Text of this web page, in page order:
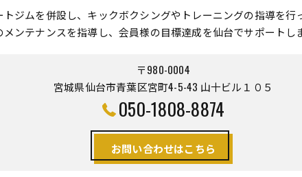
ジムを併設し、キックボクシングやトレーニングの指導を
ンテナンスを指導し、会員様の目標達成を仙台でサポートし
〒980-0004
宮城県仙台市青葉区宮町4-5-43 山十ビル１０５
050-1808-8874
お問い合わせはこちら